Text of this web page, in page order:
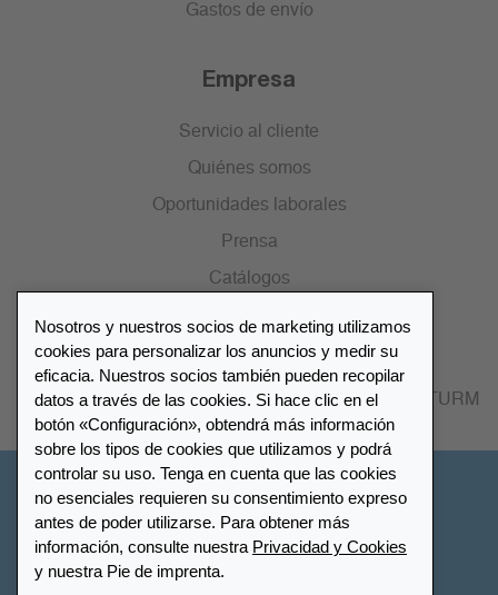
Gastos de envío
Empresa
Servicio al cliente
Quiénes somos
Oportunidades laborales
Prensa
Catálogos
Lista de distribuidores
Encuentre su distribuidor más cercano LEUCHTTURM
Nosotros y nuestros socios de marketing utilizamos
cookies para personalizar los anuncios y medir su
eficacia. Nuestros socios también pueden recopilar
datos a través de las cookies. Si hace clic en el
botón «Configuración», obtendrá más información
sobre los tipos de cookies que utilizamos y podrá
controlar su uso. Tenga en cuenta que las cookies
no esenciales requieren su consentimiento expreso
antes de poder utilizarse. Para obtener más
información, consulte nuestra Privacidad y Cookies
y nuestra Pie de imprenta.
Configuración de cookies Privacidad y Cookies
Declaración de accesibilidad